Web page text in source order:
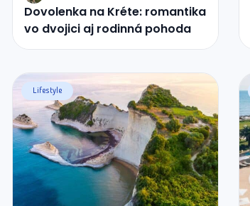
Dovolenka na Kréte: romantika
vo dvojici aj rodinná pohoda
Lifestyle